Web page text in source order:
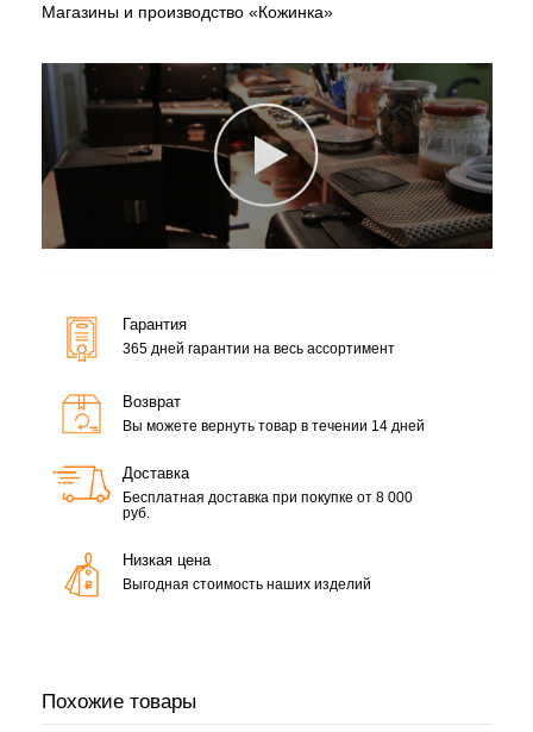
Магазины и производство «Кожинка»
Гарантия
365 дней гарантии на весь ассортимент
Возврат
Вы можете вернуть товар в течении 14 дней
Доставка
Бесплатная доставка при покупке от 8 000
руб.
Низкая цена
Выгодная стоимость наших изделий
Похожие товары